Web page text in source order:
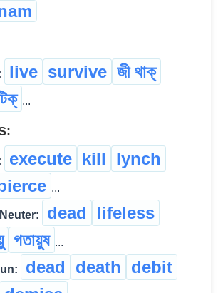
live survive জী থাক্
...
execute kill
lynch
...
dead
lifeless
গতায়ুষ ...
dead death debit